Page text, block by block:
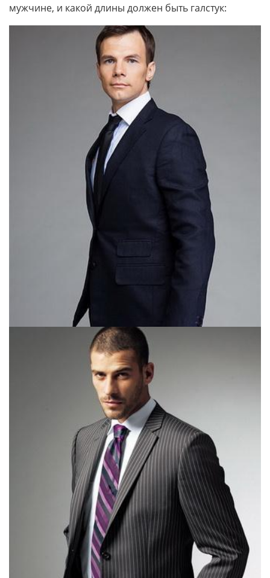
мужчине, и какой длины должен быть галстук: